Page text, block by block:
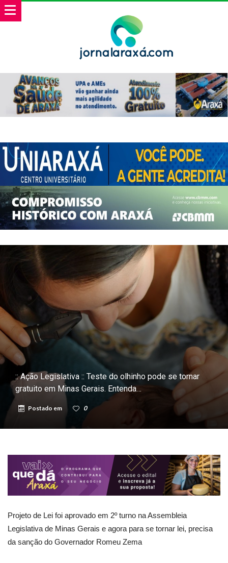
:: Ação Legislativa :: Teste do olhinho pode se tornar
gratuito em Minas Gerais. Entenda…
Postado em 0
Projeto de Lei foi aprovado em 2º turno na Assembleia
Legislativa de Minas Gerais e agora para se tornar lei, precisa
da sanção do Governador Romeu Zema